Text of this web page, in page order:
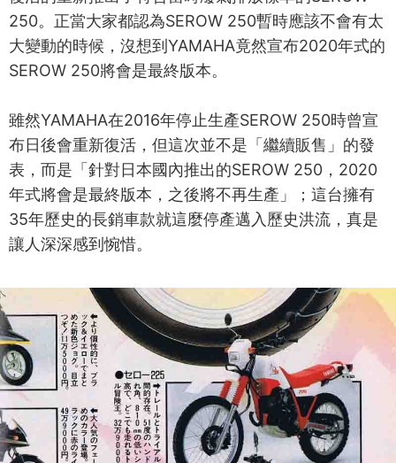
250。正當大家都認為SEROW 250暫時應該不會有太
大變動的時候，沒想到YAMAHA竟然宣布2020年式的
SEROW 250將會是最終版本。
雖然YAMAHA在2016年停止生產SEROW 250時曾宣
布日後會重新復活，但這次並不是「繼續販售」的發
表，而是「針對日本國內推出的SEROW 250，2020
年式將會是最終版本，之後將不再生產」；這台擁有
35年歷史的長銷車款就這麼停產邁入歷史洪流，真是
讓人深深感到惋惜。